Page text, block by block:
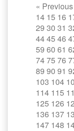
«
14 15 16
29 30 31
4445 46
59 60 61
7475 76
89 90 91
103 104
114 115
125 126
136 137
147 148